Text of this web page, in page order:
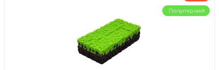
Популярний